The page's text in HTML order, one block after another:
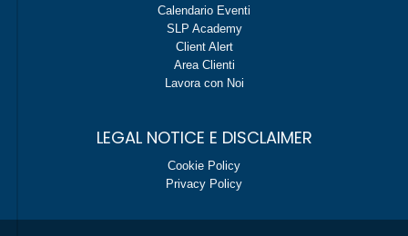
Calendario Eventi
SLP Academy
Client Alert
Area Clienti
Lavora con Noi
LEGAL NOTICE E DISCLAIMER
Cookie Policy
Privacy Policy